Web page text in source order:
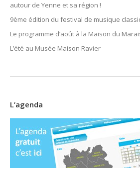
autour de Yenne et sa région !
9ème édition du festival de musique
Le programme d’août à la Maison du
L’été au Musée Maison Ravier
L’agenda